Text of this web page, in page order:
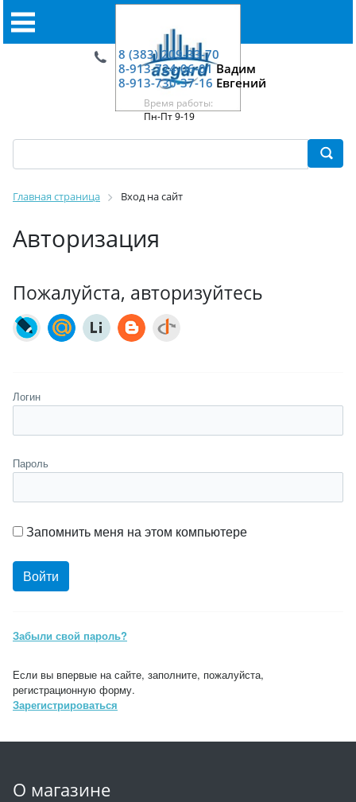
8 (383) 209-33-70
8-913-724-06-01Вадим
8-913-730-37-16 Евгений
Время работы:
Пн-Пт 9-19
Главная страница Вход на сайт
Авторизация
Пожалуйста, авторизуйтесь
Логин
Пароль
Запомнить меня на этом компьютере
Забыли свой пароль?
Если вы впервые на сайте, заполните, пожалуйста,
регистрационную форму.
Зарегистрироваться
О магазине